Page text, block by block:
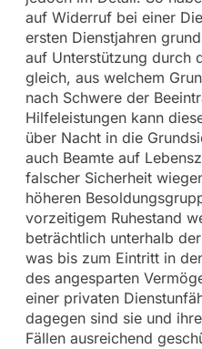
auf Widerruf bei einer
ersten Dienstjahren
auf Unterstützung durch
gleich, aus welchem
nach Schwere der
Hilfeleistungen kann
über Nacht in die
auch Beamte auf
falscher Sicherheit
höheren
vorzeitigem Ruhestand
beträchtlich unterhalb
was bis zum Eintritt in
des angesparten
einer privaten
dagegen sind sie und
Fällen ausreichend